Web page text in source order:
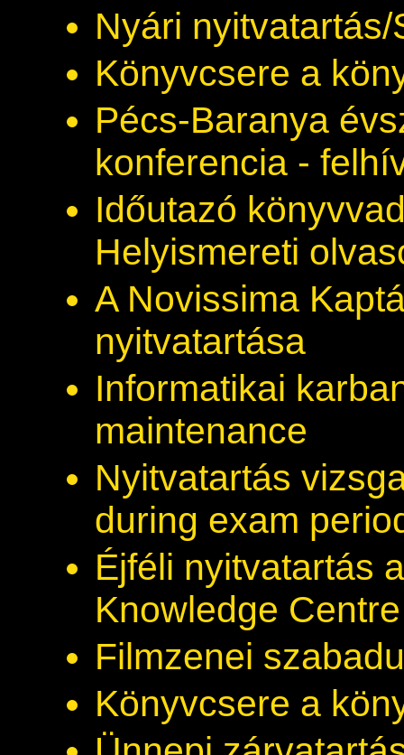
Nyári
Könyvcsere a
Pécs-Baranya
konferencia -
Időutazó
Helyismereti
A Novissima
nyitvatartása
Informatikai
maintenance
Nyitvatartás
during exam
Éjféli nyitvatartás
Knowledge
Filmzenei
Könyvcsere a